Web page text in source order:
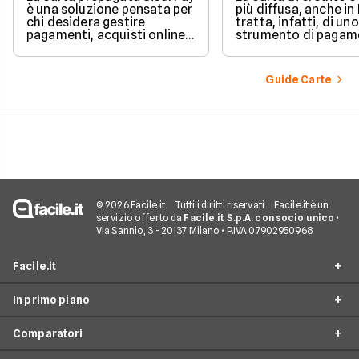
è una soluzione pensata per
chi desidera gestire
pagamenti, acquisti online e
operazioni bancarie
quotidiane senza aprire un
più diffusa, anche in
tratta, infatti, di uno
strumento di
comodo e versatile.
Vediamo quindi di
tratta quando si
carte di credito.
Guide Carte
© 2026 Facile.it Tutti i diritti riservati
Facile.it è un
servizio offerto da Facile.it S.p.A. con socio unico •
Via Sannio, 3 - 20137 Milano • P.IVA 07902950968
Facile.it
Assicurazioni
Prestiti
In primo piano
Conto Online
Comparatori